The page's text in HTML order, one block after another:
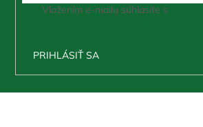
Vložením e-mailu súhlasíte s
PRIHLÁSIŤ SA